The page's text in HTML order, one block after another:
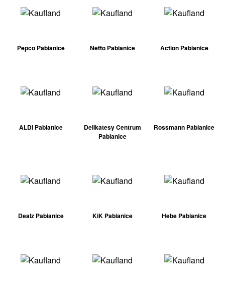
Pepco Pabianice Netto Pabianice Action Pabianice
ALDI Pabianice
Delikatesy Centrum
Pabianice
Rossmann Pabianice
Dealz Pabianice KiK Pabianice Hebe Pabianice